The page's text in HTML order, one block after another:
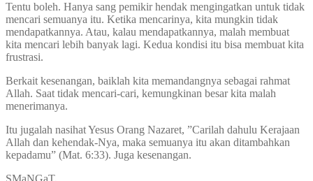
Tentu boleh. Hanya sang pemikir hendak mengingatkan untuk tidak
mencari semuanya itu. Ketika mencarinya, kita mungkin tidak
mendapatkannya. Atau, kalau mendapatkannya, malah membuat
kita mencari lebih banyak lagi. Kedua kondisi itu bisa membuat kita
frustrasi.
Berkait kesenangan, baiklah kita memandangnya sebagai rahmat
Allah. Saat tidak mencari-cari, kemungkinan besar kita malah
menerimanya.
Itu jugalah nasihat Yesus Orang Nazaret, ”Carilah dahulu Kerajaan
Allah dan kehendak-Nya, maka semuanya itu akan ditambahkan
kepadamu” (Mat. 6:33). Juga kesenangan.
SMaNGaT,